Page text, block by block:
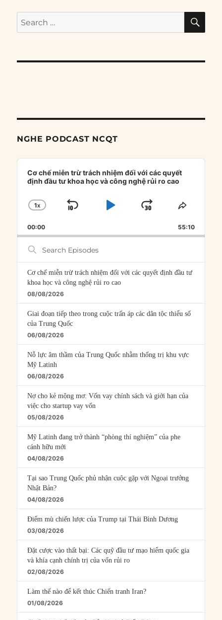
Search
for:
NGHE PODCAST NCQT
Audio
Player
Cơ chế miễn trừ trách nhiệm đối với các quyết
định đầu tư khoa học và công nghệ rủi ro cao
CHANGE
RATE
1X
SKIP
PLAYJUMP
FORWARD
SHARE
00:00 55:10
Search
Episodes
Cơ chế miễn trừ trách nhiệm đối với các quyết định đầu tư
khoa học và công nghệ rủi ro cao
08/08/2026
Giai đoạn tiếp theo trong cuộc trấn áp các dân tộc thiểu số
của Trung Quốc
06/08/2026
Nỗ lực âm thầm của Trung Quốc nhằm thống trị khu vực
Mỹ Latinh
06/08/2026
Nợ cho kẻ mộng mơ: Vốn vay chính sách và giới hạn của
việc cho startup vay vốn
05/08/2026
Mỹ Latinh đang trở thành “phòng thí nghiệm” của phe
cánh hữu mới
04/08/2026
Tại sao Trung Quốc phủ nhận cuộc gặp với Ngoại trưởng
Nhật Bản?
04/08/2026
Điểm mù chiến lược của Trump tại Thái Bình Dương
03/08/2026
Đặt cược vào thất bại: Các quỹ đầu tư mạo hiểm quốc gia
và khía cạnh chính trị của vốn rủi ro
02/08/2026
Làm thế nào để kết thúc Chiến tranh Iran?
01/08/2026